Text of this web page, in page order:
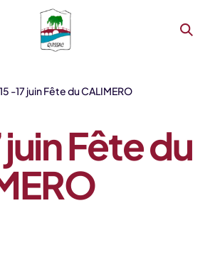
15 -17 juin Fête du CALIMERO
juin Fête du